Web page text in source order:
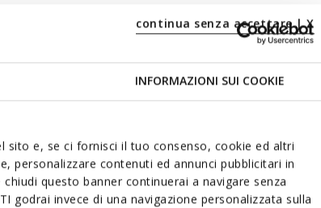
INFORMAZIONI SUI COOKIE
e, se ci fornisci il tuo consenso, cookie ed altri
personalizzare contenuti ed annunci pubblicitari in
questo banner continuerai a navigare senza
godrai invece di una navigazione personalizzata sulla
continua senza accettare | X
Technologies